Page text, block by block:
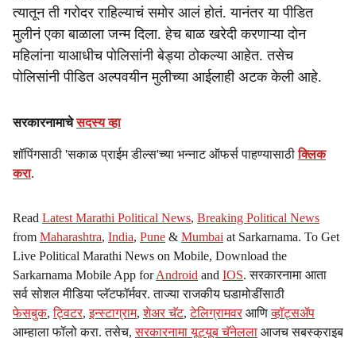
त्यातून ती गरोदर राहिल्याचं समोर आलं होतं. यानंतर या पीडित
मुलीनं एका बाळाला जन्म दिला. हेच बाळ खरेदी करणाऱ्या दोन
महिलांना याआधीच पोलिसांनी बेड्या ठोकल्या आहेत. तसेच
पोलिसांनी पीडित अल्पवयीन मुलीच्या आईलाही अटक केली आहे.
सरकारनामाचेसदस्य व्हा
शॉपिंगसाठी 'सकाळ प्राईम डील्स'च्या भन्नाट ऑफर्स पाहण्यासाठीक्लिक
करा.
Read Latest Marathi Political News, Breaking Political News
from Maharashtra, India, Pune & Mumbai at Sarkarnama. To Get
Live Political Marathi News on Mobile, Download the
Sarkarnama Mobile App forAndroid and IOS. सरकारनामा आता
सर्व सोशल मीडिया प्लॅटफॉर्मवर. ताज्या राजकीय घडामोडींसाठी
फेसबुक,ट्विटर,इन्स्टाग्राम,शेअर चॅट,टेलिग्रामवर आणिव्हॉट्सॲप
आम्हाला फॉलो करा. तसेच,सरकारनामा यूट्यूब चॅनेलला आजच सबस्क्राइब